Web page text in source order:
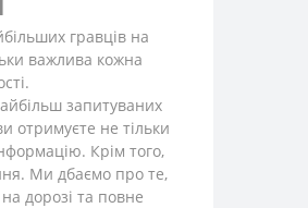
гравців на
важлива кожна
запитуваних
отримуєте не тільки
Крім того,
Ми дбаємо про те,
дорозі та повне